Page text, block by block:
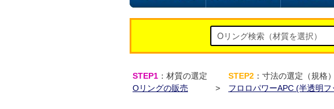
STEP1 ：材質の選定
Oリングの販売
>
STEP2 ：寸法の選定（規格）
フロロパワーAPC (半透明フ